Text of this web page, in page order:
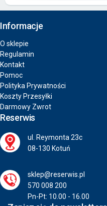
Informacje
O sklepie
Regulamin
Kontakt
Pomoc
Polityka Prywatności
Koszty Przesyłki
Darmowy Zwrot
Reserwis
ul. Reymonta 23c
08-130 Kotuń
sklep@reserwis.pl
570 008 200
Pn-Pt: 10.00 - 16.00